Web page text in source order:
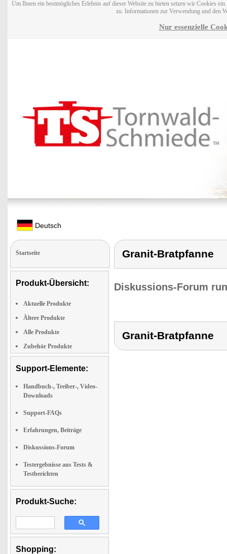
Um Ihnen ein bestmögliches Erlebnis auf dieser Website zu bieten setzen wir Cookies
zu. Informationen zur Verwendung und den
Nur essenzielle
Deutsch
Startseite
Produkt-Übersicht:
Aktuelle Produkte
Ältere Produkte
Alle Produkte
Zubehör Produkte
Support-Elemente:
Handbuch-, Treiber-, Video-
Downloads
Support-FAQs
Erfahrungen, Beiträge
Diskussions-Forum
Testergebnisse aus Tests &
Testberichten
Produkt-Suche:
Shopping:
Granit-Bratpfanne
Diskussions-Forum
Granit-Bratpfanne